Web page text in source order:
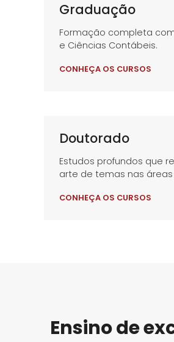
Graduação
Formação completa
e Ciências Contábeis.
CONHEÇA OS CURSOS
Doutorado
Estudos profundos que
arte de temas nas
CONHEÇA OS CURSOS
Ensino de